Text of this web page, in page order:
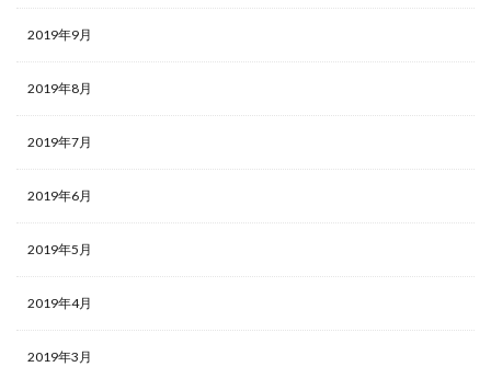
2019年9月
2019年8月
2019年7月
2019年6月
2019年5月
2019年4月
2019年3月